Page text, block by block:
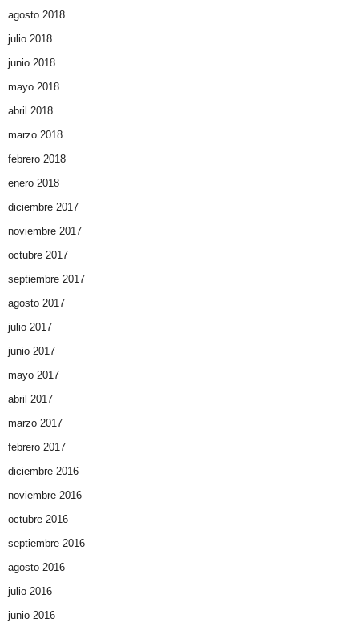
agosto 2018
julio 2018
junio 2018
mayo 2018
abril 2018
marzo 2018
febrero 2018
enero 2018
diciembre 2017
noviembre 2017
octubre 2017
septiembre 2017
agosto 2017
julio 2017
junio 2017
mayo 2017
abril 2017
marzo 2017
febrero 2017
diciembre 2016
noviembre 2016
octubre 2016
septiembre 2016
agosto 2016
julio 2016
junio 2016